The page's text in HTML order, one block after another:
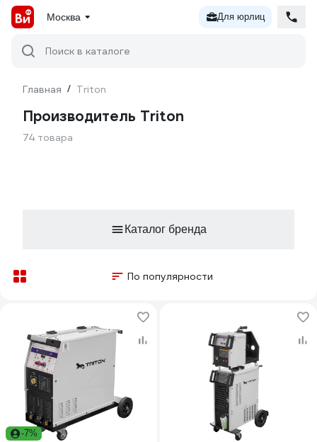
Москва Для юрлиц
Поиск в каталоге
Главная / Triton
Производитель Triton
74 товара
Каталог бренда
По популярности
-7%